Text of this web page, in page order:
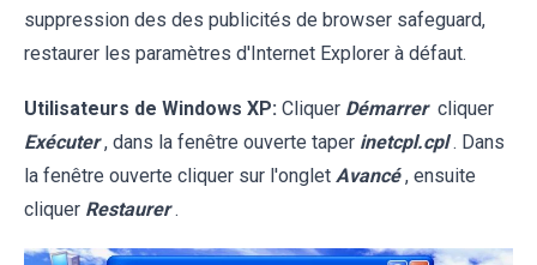
suppression des des publicités de browser safeguard,
restaurer les paramètres d'Internet Explorer à défaut.
Utilisateurs de Windows XP: Cliquer Démarrer cliquer
Exécuter , dans la fenêtre ouverte taper inetcpl.cpl . Dans
la fenêtre ouverte cliquer sur l'onglet Avancé , ensuite
cliquer Restaurer .